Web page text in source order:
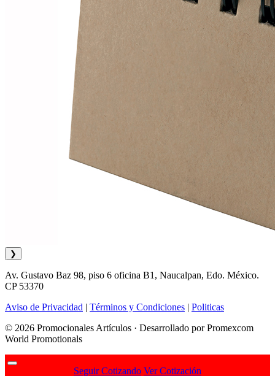
❯
Av. Gustavo Baz 98, piso 6 oficina B1, Naucalpan, Edo. México.
CP 53370
Aviso de Privacidad | Términos y Condiciones | Politicas
© 2026 Promocionales Artículos · Desarrollado por Promexcom
World Promotionals
Seguir Cotizando Ver Cotización